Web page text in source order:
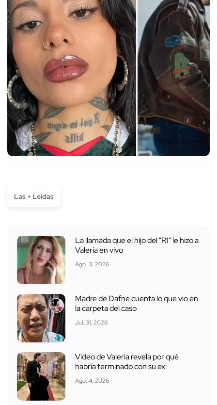
Las + Leídas
La llamada que el hijo del "R1" le hizo a
Valeria en vivo
Ago. 3, 2026
Madre de Dafne cuenta lo que vio en
la carpeta del caso
Jul. 31, 2026
Video de Valeria revela por qué
habría terminado con su ex
Ago. 4, 2026